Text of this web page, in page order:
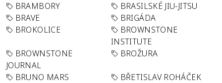
BRAMBORY
BRASILSKÉ JIU-JITSU
BRAVE
BRIGÁDA
BROKOLICE
BROWNSTONE
INSTITUTE
BROWNSTONE
JOURNAL
BROŽURA
BRUNO MARS
BŘETISLAV ROHÁČEK